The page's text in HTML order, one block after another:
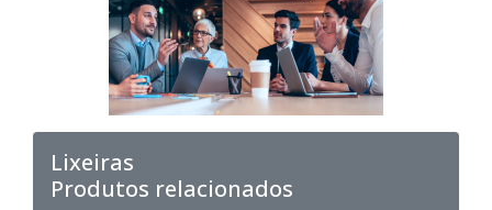
Lixeiras
Produtos relacionados